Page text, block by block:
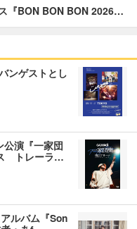
『BON BON BON 2026…
ンゲストとし
演『一家団
トレーラ…
ルバム『Son